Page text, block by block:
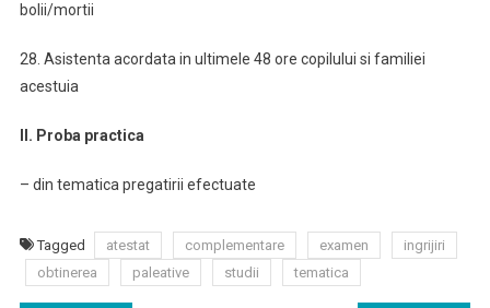
bolii/mortii
28. Asistenta acordata in ultimele 48 ore copilului si familiei
acestuia
II. Proba practica
– din tematica pregatirii efectuate
Tagged atestat complementare examen
ingrijiri
obtinerea
paleative studii tematica